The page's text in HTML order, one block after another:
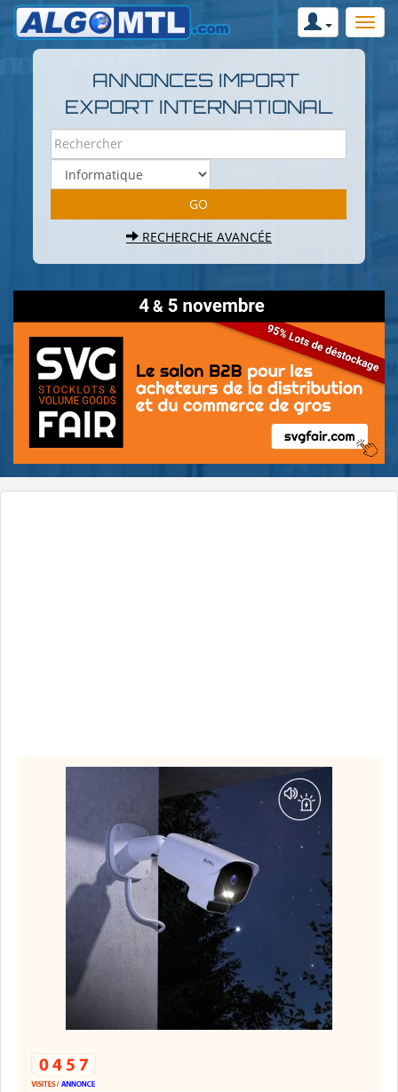
ANNONCES IMPORT
EXPORT INTERNATIONAL
RECHERCHE AVANCÉE